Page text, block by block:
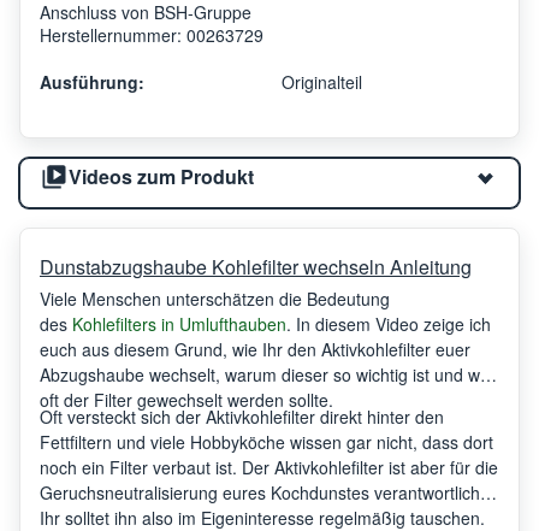
Anschluss von BSH-Gruppe
Herstellernummer: 00263729
Ausführung:
Originalteil
Videos zum Produkt
Dunstabzugshaube Kohlefilter wechseln Anleitung
Viele Menschen unterschätzen die Bedeutung
des Kohlefilters in Umlufthauben. In diesem Video zeige ich
euch aus diesem Grund, wie Ihr den Aktivkohlefilter euer
Abzugshaube wechselt, warum dieser so wichtig ist und wie
oft der Filter gewechselt werden sollte.
Oft versteckt sich der Aktivkohlefilter direkt hinter den
Fettfiltern und viele Hobbyköche wissen gar nicht, dass dort
noch ein Filter verbaut ist. Der Aktivkohlefilter ist aber für die
Geruchsneutralisierung eures Kochdunstes verantwortlich.
Ihr solltet ihn also im Eigeninteresse regelmäßig tauschen.